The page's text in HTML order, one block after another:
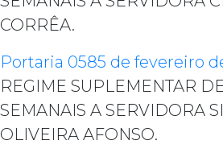
CORRÊA.
Portaria 0585 de fevereiro
REGIME SUPLEMENTAR
SEMANAIS A SERVIDORA
OLIVEIRA AFONSO.